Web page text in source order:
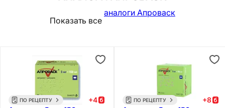
Показать все
аналоги Апроваск
ПО РЕЦЕПТУ +4
ПО РЕЦЕПТУ +8